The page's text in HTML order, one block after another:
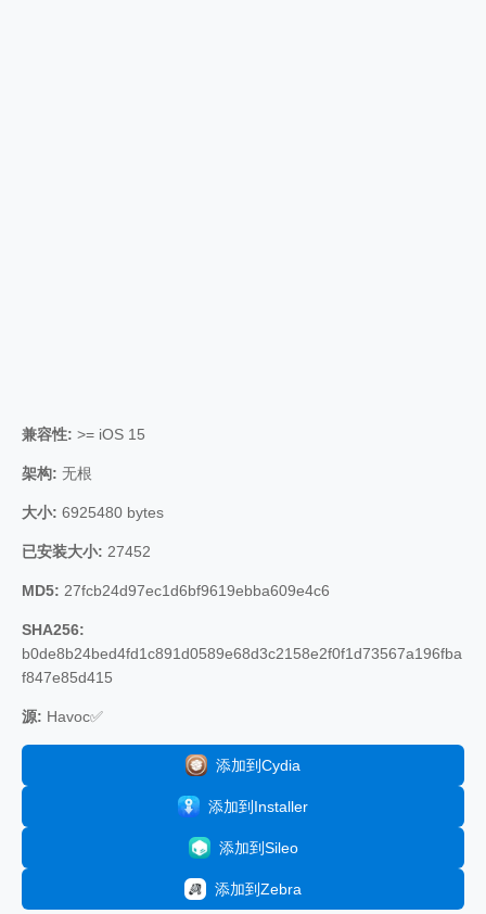
兼容性: >= iOS 15
架构: 无根
大小: 6925480 bytes
已安装大小: 27452
MD5: 27fcb24d97ec1d6bf9619ebba609e4c6
SHA256:
b0de8b24bed4fd1c891d0589e68d3c2158e2f0f1d73567a196fba
f847e85d415
源: Havoc✅
添加到Cydia
添加到Installer
添加到Sileo
添加到Zebra